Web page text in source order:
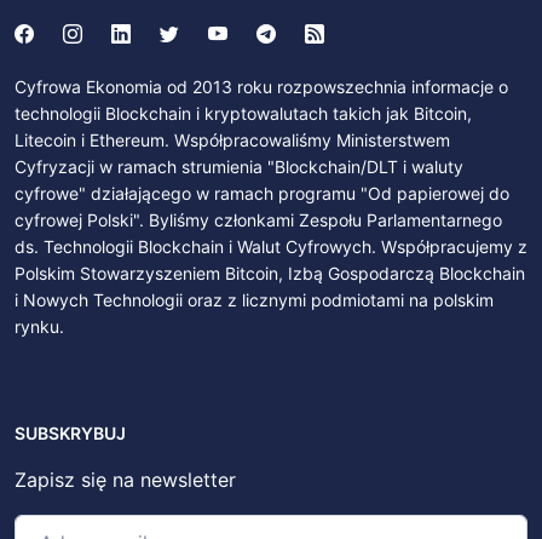
Cyfrowa Ekonomia od 2013 roku rozpowszechnia informacje o
technologii Blockchain i kryptowalutach takich jak Bitcoin,
Litecoin i Ethereum. Współpracowaliśmy Ministerstwem
Cyfryzacji w ramach strumienia "Blockchain/DLT i waluty
cyfrowe" działającego w ramach programu "Od papierowej do
cyfrowej Polski". Byliśmy członkami Zespołu Parlamentarnego
ds. Technologii Blockchain i Walut Cyfrowych. Współpracujemy z
Polskim Stowarzyszeniem Bitcoin, Izbą Gospodarczą Blockchain
i Nowych Technologii oraz z licznymi podmiotami na polskim
rynku.
SUBSKRYBUJ
Zapisz się na newsletter